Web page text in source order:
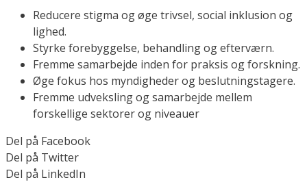
Reducere stigma og øge trivsel, social inklusion og
lighed.
Styrke forebyggelse, behandling og efterværn.
Fremme samarbejde inden for praksis og forskning.
Øge fokus hos myndigheder og beslutningstagere.
Fremme udveksling og samarbejde mellem
forskellige sektorer og niveauer
Del på Facebook
Del på Twitter
Del på LinkedIn